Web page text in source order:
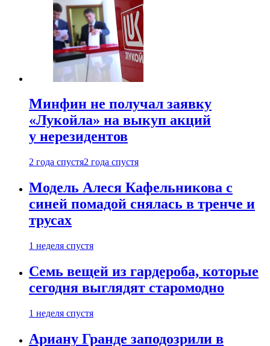
Минфин не получал заявку
«Лукойла» на выкуп акций
у нерезидентов
2 года спустя2 года спустя
Модель Алеся Кафельникова с
синей помадой снялась в тренче и
трусах
1 неделя спустя
Семь вещей из гардероба, которые
сегодня выглядят старомодно
1 неделя спустя
Ариану Гранде заподозрили в